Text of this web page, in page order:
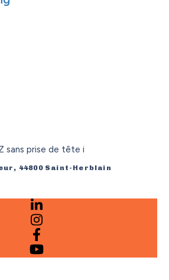
sans prise de tête i
44800 Saint-Herblain